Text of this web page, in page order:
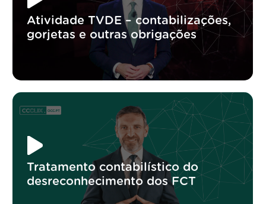
Atividade TVDE – contabilizações,
gorjetas e outras obrigações
Tratamento contabilístico do
desreconhecimento dos FCT